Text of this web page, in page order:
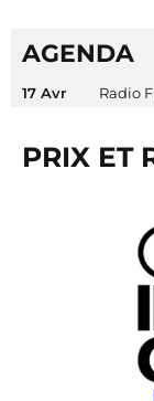
AGENDA
17 Avr Radio
PRIX ET